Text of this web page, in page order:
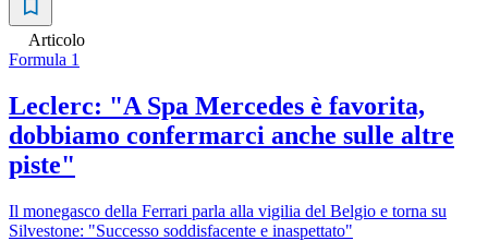
Articolo
Formula 1
Leclerc: "A Spa Mercedes è favorita,
dobbiamo confermarci anche sulle altre
piste"
Il monegasco della Ferrari parla alla vigilia del Belgio e torna su
Silvestone: "Successo soddisfacente e inaspettato"